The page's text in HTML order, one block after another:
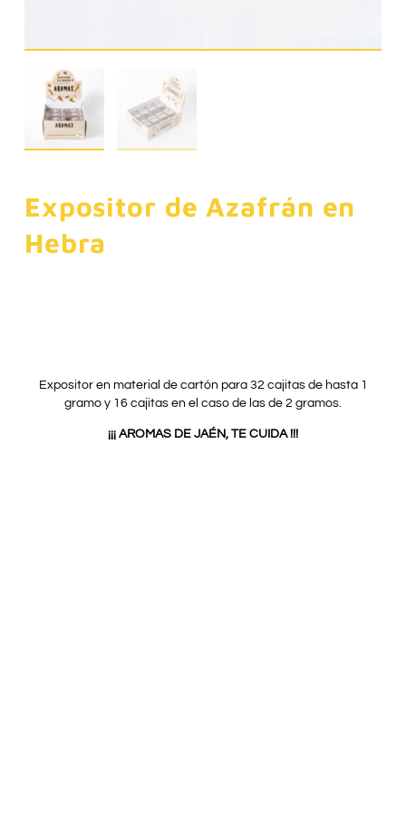
Expositor de Azafrán en
Hebra
Expositor en material de cartón para 32 cajitas de hasta 1
gramo y 16 cajitas en el caso de las de 2 gramos.
¡¡¡ AROMAS DE JAÉN, TE CUIDA !!!